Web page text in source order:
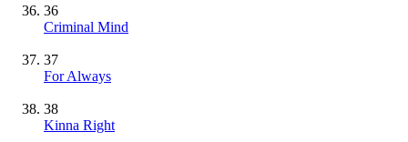
36
Criminal Mind
37
For Always
38
Kinna Right